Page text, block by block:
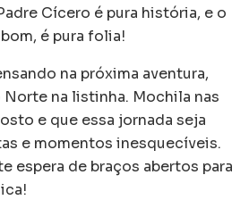
Cícero é pura história, e o
é pura folia!
na próxima aventura,
na listinha. Mochila nas
e que essa jornada seja
e momentos inesquecíveis.
espera de braços abertos para